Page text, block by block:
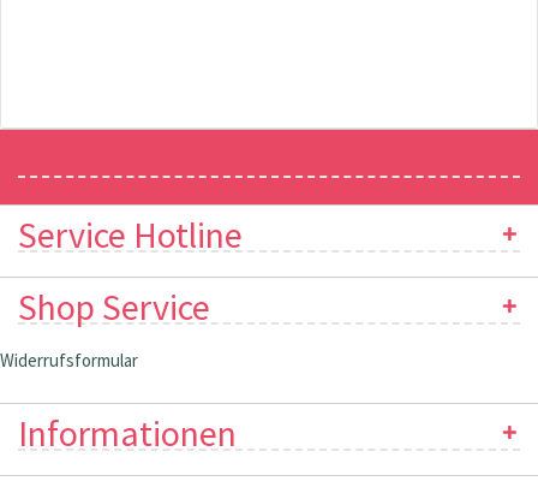
Service Hotline
Shop Service
Widerrufsformular
Informationen